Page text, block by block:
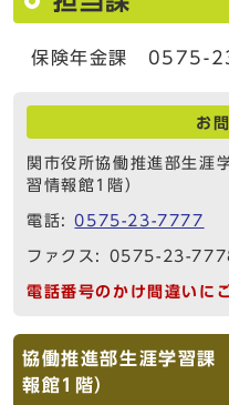
保険年金課 0575-
お
関市役所協働推進部生
習情報館1階）
電話:0575-23-7777
ファクス: 0575-23-
電話番号のかけ間違いに
協働推進部生涯学習
報館1階）